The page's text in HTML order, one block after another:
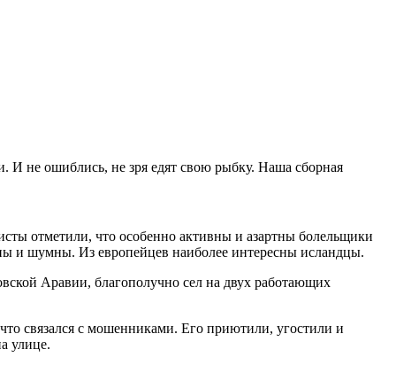
И не ошиблись, не зря едят свою рыбку. Наша сборная
отметили, что особенно активны и азартны болельщики
и шумны. Из европейцев наиболее интересны исландцы.
Аравии, благополучно сел на двух работающих
связался с мошенниками. Его приютили, угостили и
улице.